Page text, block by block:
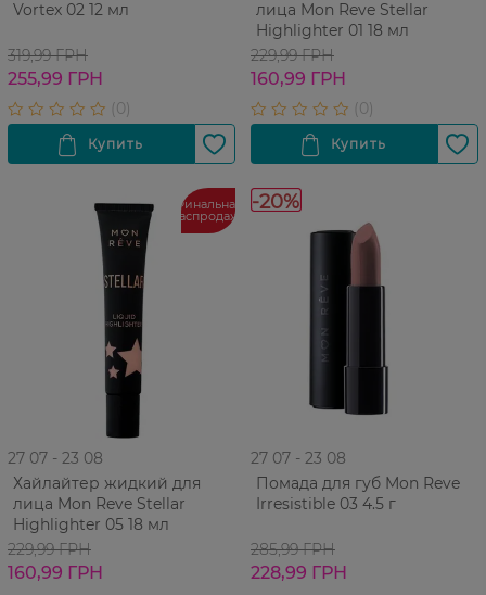
Vortex 02 12 мл
319,99 ГРН
255,99 ГРН
лица Mon Reve Stellar
Highlighter 01 18 мл
229,99 ГРН
160,99 ГРН
Финальная
распродажа
27 07 - 23 08
Хайлайтер жидкий для
лица Mon Reve Stellar
Highlighter 05 18 мл
229,99 ГРН
160,99 ГРН
-20%
27 07 - 23 08
Помада для губ Mon Reve
Irresistible 03 4.5 г
285,99 ГРН
228,99 ГРН